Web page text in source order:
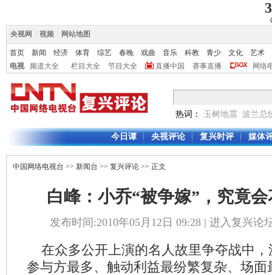
央视网
视频 网站地图
首页 新闻 经济 体育 综艺 春晚 戏曲 音乐 科教 青少 文化
艺术
电视
频道大全 栏目大全 节目大全 直播中国 赛事直播 网络
热词： 玉树地震 波兰总
今日谭 央视评论 复兴时评 媒体
中国网络电视台 >> 新闻台 >> 复兴评论 >> 正文
白峰：小乔“被争嫁”，究竟
发布时间:2010年05月12日 09:28 | 进入复兴论
在众多公开上演的名人故里争夺战中，
参与方最多、触动利益最纷繁复杂、场面